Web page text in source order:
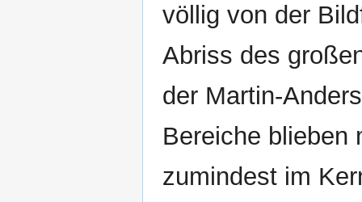
völlig von der
Abriss des
der Martin-
Bereiche blieben
zumindest im